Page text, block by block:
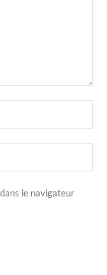
le navigateur